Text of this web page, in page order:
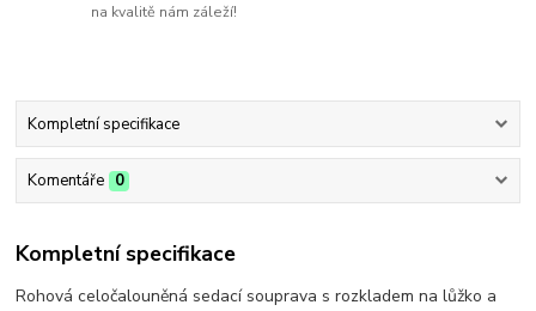
na kvalitě nám záleží!
Kompletní specifikace
Komentáře 0
Kompletní specifikace
Rohová celočalouněná sedací souprava s rozkladem na lůžko a